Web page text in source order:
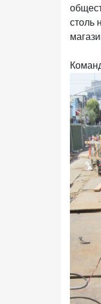
столь